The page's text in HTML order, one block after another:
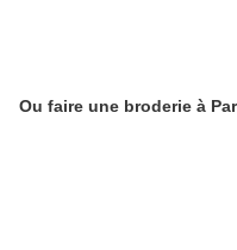
Ou faire une broderie à